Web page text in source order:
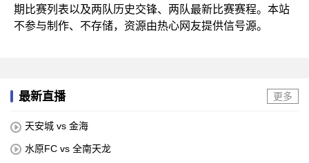
期比赛列表以及两队历史交锋、两队最新比赛赛程。本站
不参与制作、不存储，资源由热心网友提供信号源。
最新直播 更多
天安城 vs 金海
水原FC vs 全南天龙